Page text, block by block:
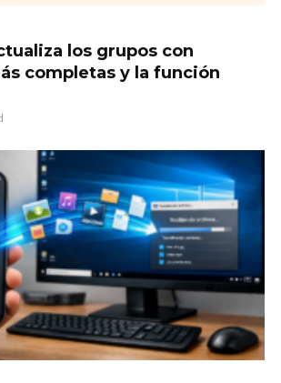
los grupos con
completas y la función